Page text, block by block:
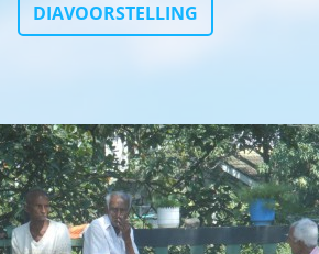
DIAVOORSTELLING